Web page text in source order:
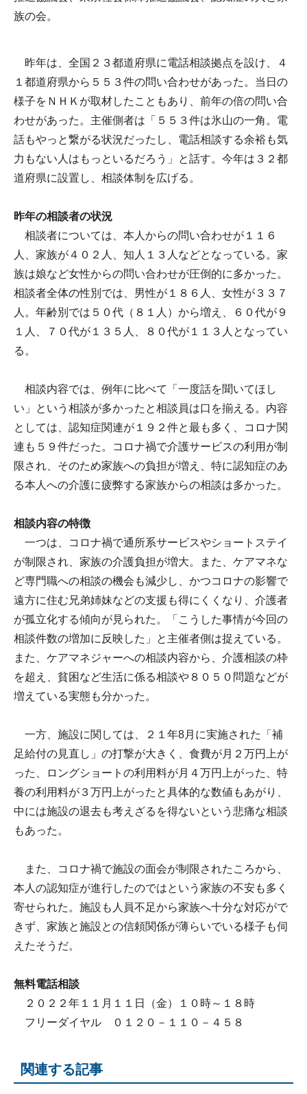
族の会。
昨年は、全国２３都道府県に電話相談拠点を設け、４
１都道府県から５５３件の問い合わせがあった。当日の
様子をＮＨＫが取材したこともあり、前年の倍の問い合
わせがあった。主催側者は「５５３件は氷山の一角。電
話もやっと繋がる状況だったし、電話相談する余裕も気
力もない人はもっといるだろう」と話す。今年は３２都
道府県に設置し、相談体制を広げる。
昨年の相談者の状況
相談者については、本人からの問い合わせが１１６
人、家族が４０２人、知人１３人などとなっている。家
族は娘など女性からの問い合わせが圧倒的に多かった。
相談者全体の性別では、男性が１８６人、女性が３３７
人。年齢別では５０代（８１人）から増え、６０代が９
１人、７０代が１３５人、８０代が１１３人となってい
る。
相談内容では、例年に比べて「一度話を聞いてほし
い」という相談が多かったと相談員は口を揃える。内容
としては、認知症関連が１９２件と最も多く、コロナ関
連も５９件だった。コロナ禍で介護サービスの利用が制
限され、そのため家族への負担が増え、特に認知症のあ
る本人への介護に疲弊する家族からの相談は多かった。
相談内容の特徴
一つは、コロナ禍で通所系サービスやショートステイ
が制限され、家族の介護負担が増大。また、ケアマネな
ど専門職への相談の機会も減少し、かつコロナの影響で
遠方に住む兄弟姉妹などの支援も得にくくなり、介護者
が孤立化する傾向が見られた。「こうした事情が今回の
相談件数の増加に反映した」と主催者側は捉えている。
また、ケアマネジャーへの相談内容から、介護相談の枠
を超え、貧困など生活に係る相談や８０５０問題などが
増えている実態も分かった。
一方、施設に関しては、２１年8月に実施された「補
足給付の見直し」の打撃が大きく、食費が月２万円上が
った、ロングショートの利用料が月４万円上がった、特
養の利用料が３万円上がったと具体的な数値もあがり、
中には施設の退去も考えざるを得ないという悲痛な相談
もあった。
また、コロナ禍で施設の面会が制限されたころから、
本人の認知症が進行したのではという家族の不安も多く
寄せられた。施設も人員不足から家族へ十分な対応がで
きず、家族と施設との信頼関係が薄らいでいる様子も伺
えたそうだ。
無料電話相談
２０２２年１１月１１日（金）１０時～１８時
フリーダイヤル ０１２０－１１０－４５８
関連する記事